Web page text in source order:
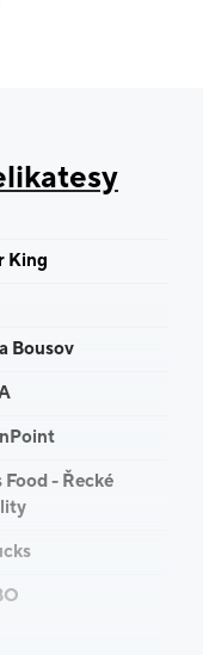
ambici stát se
milovníky
King
Bousov
Food - Řecké